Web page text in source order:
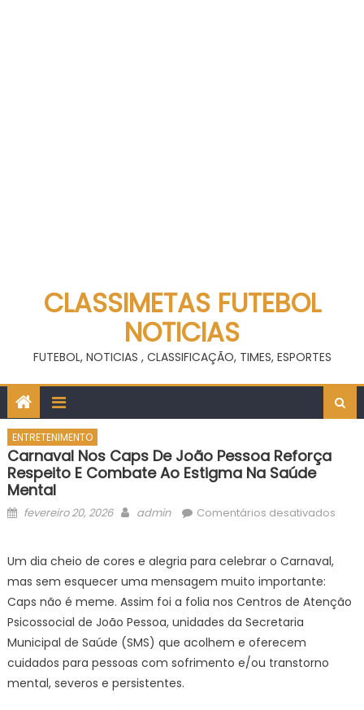
CLASSIMETAS FUTEBOL
NOTICIAS
FUTEBOL, NOTICIAS , CLASSIFICAÇÃO, TIMES, ESPORTES
ENTRETENIMENTO
Carnaval Nos Caps De João Pessoa Reforça
Respeito E Combate Ao Estigma Na Saúde
Mental
Posted
fevereiro 20, 2026 Author
admin Comentários desativadosem
João
Um dia cheio de cores e alegria para celebrar o Carnaval,
mas sem esquecer uma mensagem muito importante:
Caps não é meme. Assim foi a folia nos Centros de Atenção
Psicossocial de João Pessoa, unidades da Secretaria
Municipal de Saúde (SMS) que acolhem e oferecem
cuidados para pessoas com sofrimento e/ou transtorno
mental, severos e persistentes.